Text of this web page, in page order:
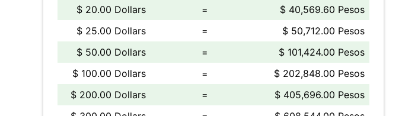
$ 20.00 Dollars
=
$ 40,569.60 Pesos
$ 25.00 Dollars
=
$ 50,712.00 Pesos
$ 50.00 Dollars
=
$ 101,424.00 Pesos
$ 100.00 Dollars
=
$ 202,848.00 Pesos
$ 200.00 Dollars
=
$ 405,696.00 Pesos